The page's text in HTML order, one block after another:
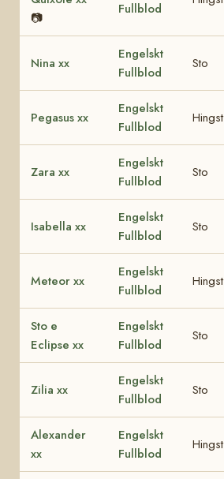
📷
Fullblod
Nina xx
Engelskt
Fullblod
Sto
Pegasus xx
Engelskt
Fullblod
Hingst
Zara xx
Engelskt
Fullblod
Sto
Isabella xx
Engelskt
Fullblod
Sto
Meteor xx
Engelskt
Fullblod
Hingst
Sto e
Eclipse xx
Engelskt
Fullblod
Sto
Zilia xx
Engelskt
Fullblod
Sto
Alexander
xx
Engelskt
Fullblod
Hingst